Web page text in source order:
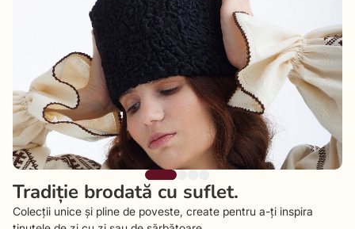
Tradiție brodată cu suflet.
Colecții unice și pline de poveste, create pentru a-ți inspira